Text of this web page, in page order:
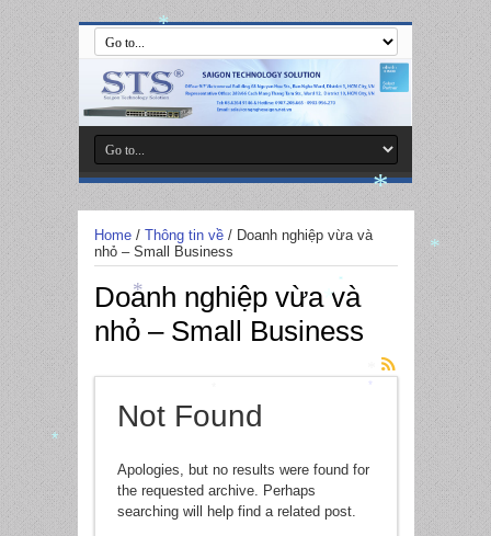
Home/ Thông tin về/ Doanh nghiệp vừa và
nhỏ – Small Business
Doanh nghiệp vừa và
nhỏ – Small Business
Not Found
Apologies, but no results were found for
the requested archive. Perhaps
searching will help find a related post.
*
*
*
*